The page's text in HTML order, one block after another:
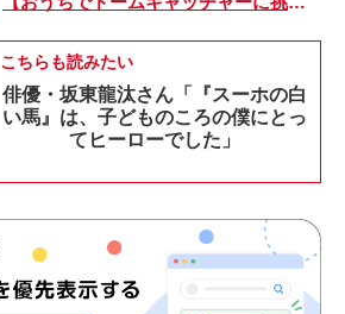
こちらも読みたい
俳優・坂東龍汰さん「『スーホの白
い馬』は、子どものころの僕にとっ
てヒーローでした」